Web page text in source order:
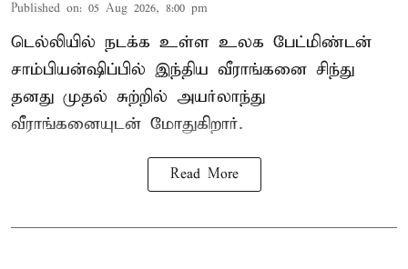
Published on: 05 Aug 2026, 8:00 pm
டெல்லியில் நடக்க உள்ள உலக பேட்மிண்டன்
சாம்பியன்ஷிப்பில் இந்திய வீராங்கனை சிந்து
தனது முதல் சுற்றில் அயர்லாந்து
வீராங்கனையுடன் மோதுகிறார்.
Read More